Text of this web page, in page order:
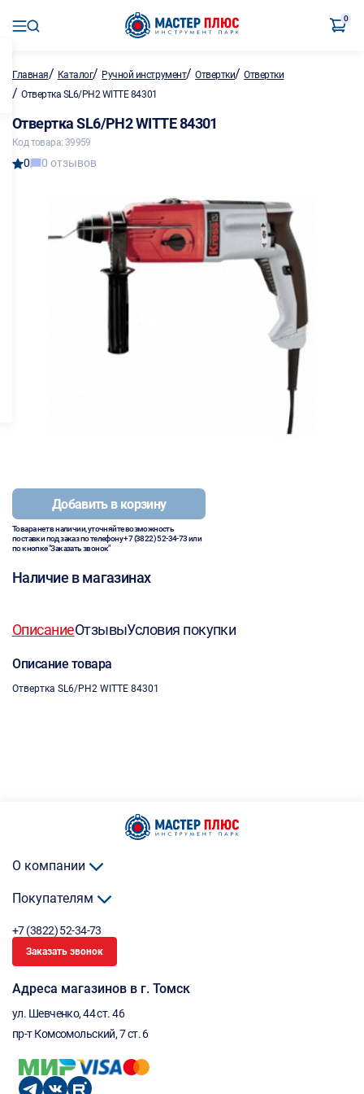
0
Главная/ Каталог/ Ручной инструмент/Отвертки/Отвертки
/ Отвертка SL6/PH2 WITTE 84301
Отвертка SL6/PH2 WITTE 84301
Код товара: 39959
0 0 отзывов
Добавить в корзину
Товара нет в наличии, уточняйте возможность
поставки под заказ по телефону+7 (3822) 52-34-73или
по кнопке "Заказать звонок"
Наличие в магазинах
ОписаниеОтзывыУсловия покупки
Описание товара
Отвертка SL6/PH2 WITTE 84301
О компании
Покупателям
+7 (3822) 52-34-73
Заказать звонок
Адреса магазинов в г. Томск
ул. Шевченко, 44 ст. 46
пр-т Комсомольский, 7 ст. 6